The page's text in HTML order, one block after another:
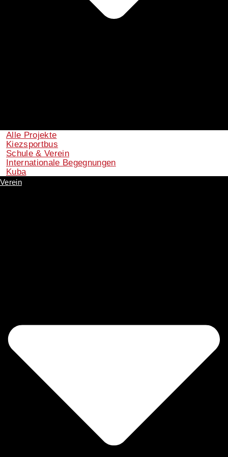
Alle Projekte
Kiezsportbus
Schule & Verein
Internationale Begegnungen
Kuba
Verein